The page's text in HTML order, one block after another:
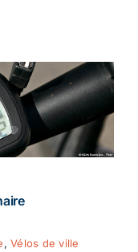
,Vélos de ville